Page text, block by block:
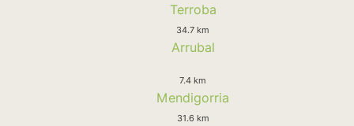
Terroba
34.7 km
Arrubal
7.4 km
Mendigorria
31.6 km